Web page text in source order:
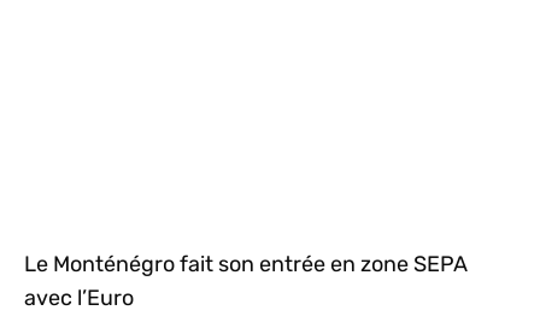
Le Monténégro fait son entrée en zone SEPA
avec l’Euro